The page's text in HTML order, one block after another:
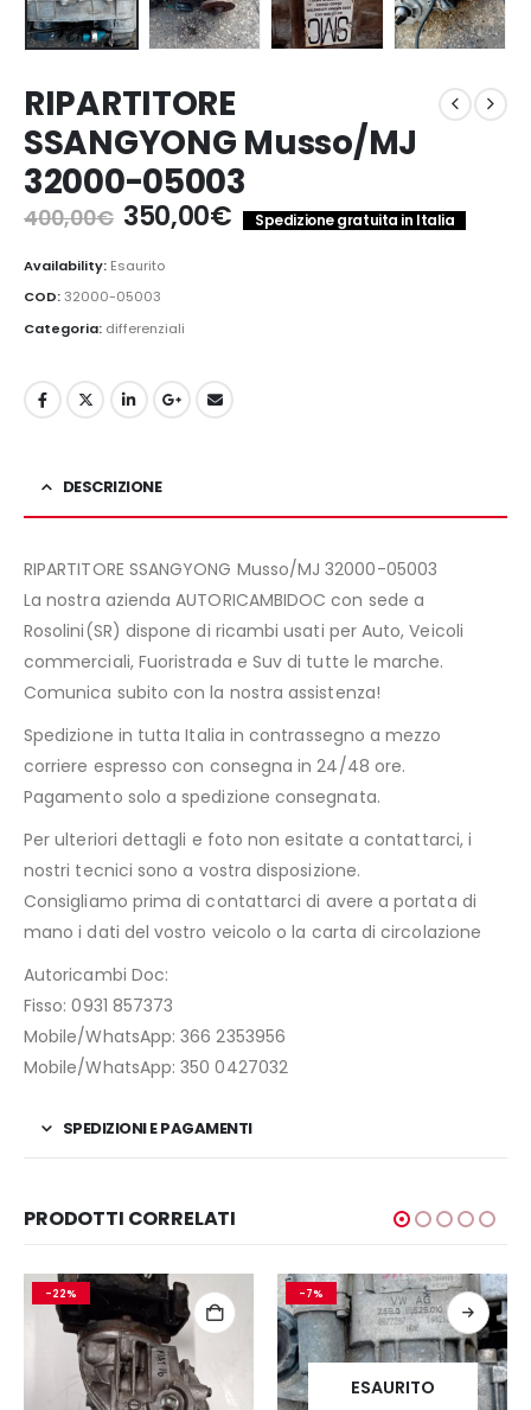
RIPARTITORE
SSANGYONG Musso/MJ
32000-05003
400,00€ Il
prezzo
originale
era:
400,00€.
350,00€Il
prezzo
Spedizione gratuita in Italia
Availability: Esaurito
COD:32000-05003
Categoria: differenziali
DESCRIZIONE
RIPARTITORE SSANGYONG Musso/MJ 32000-05003
La nostra azienda AUTORICAMBIDOC con sede a
Rosolini(SR) dispone di ricambi usati per Auto, Veicoli
commerciali, Fuoristrada e Suv di tutte le marche.
Comunica subito con la nostra assistenza!
Spedizione in tutta Italia in contrassegno a mezzo
corriere espresso con consegna in 24/48 ore.
Pagamento solo a spedizione consegnata.
Per ulteriori dettagli e foto non esitate a contattarci, i
nostri tecnici sono a vostra disposizione.
Consigliamo prima di contattarci di avere a portata di
mano i dati del vostro veicolo o la carta di circolazione
Autoricambi Doc:
Fisso: 0931 857373
Mobile/WhatsApp: 366 2353956
Mobile/WhatsApp: 350 0427032
SPEDIZIONI E PAGAMENTI
PRODOTTI CORRELATI
-22% -7%
ESAURITO